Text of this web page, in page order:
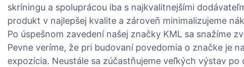
skríningu a spoluprácou iba s najkvalitnejšími
produkt v najlepšej kvalite a zároveň minimalizujeme
Po úspešnom zavedení našej značky KML sa snažíme
Pevne veríme, že pri budovaní povedomia o značke je
expozícia. Neustále sa zúčastňujeme veľkých výstav po